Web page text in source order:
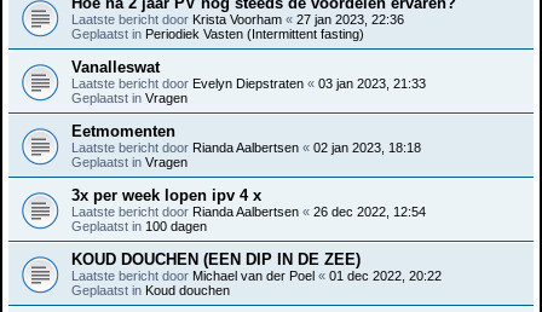
Laatste bericht door Krista Voorham « 27 jan 2023, 22:36
Geplaatst in Periodiek Vasten (Intermittent fasting)
Vanalleswat
Laatste bericht door Evelyn Diepstraten « 03 jan 2023, 21:33
Geplaatst in Vragen
Eetmomenten
Laatste bericht door Rianda Aalbertsen « 02 jan 2023, 18:18
Geplaatst in Vragen
3x per week lopen ipv 4 x
Laatste bericht door Rianda Aalbertsen « 26 dec 2022, 12:54
Geplaatst in 100 dagen
KOUD DOUCHEN (EEN DIP IN DE ZEE)
Laatste bericht door Michael van der Poel « 01 dec 2022, 20:22
Geplaatst in Koud douchen